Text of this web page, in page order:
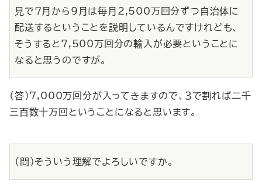
見で７月から９月は毎月2,500万回分ずつ自治体に
配送するということを説明しているんですけれども、
そうすると7,500万回分の輸入が必要ということに
なると思うのですが。
（答）7,000万回分が入ってきますので、３で割れば二千
三百数十万回ということになると思います。
（問）そういう理解でよろしいですか。